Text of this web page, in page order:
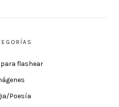
flashear
Poesía